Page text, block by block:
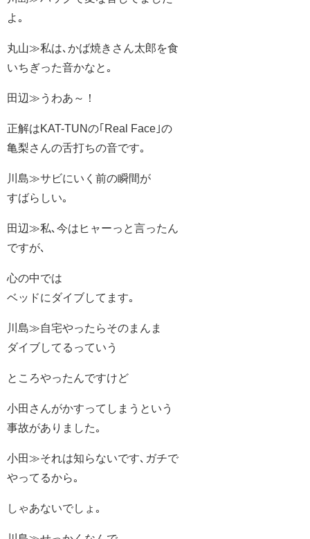
よ｡
丸山≫私は､かば焼きさん太郎を食
いちぎった音かなと｡
田辺≫うわあ～！
正解はKAT-TUNの｢Real Face｣の
亀梨さんの舌打ちの音です｡
川島≫サビにいく前の瞬間が
すばらしい｡
田辺≫私､今はヒャーっと言ったん
ですが､
心の中では
ベッドにダイブしてます｡
川島≫自宅やったらそのまんま
ダイブしてるっていう
ところやったんですけど
小田さんがかすってしまうという
事故がありました｡
小田≫それは知らないです､ガチで
やってるから｡
しゃあないでしょ｡